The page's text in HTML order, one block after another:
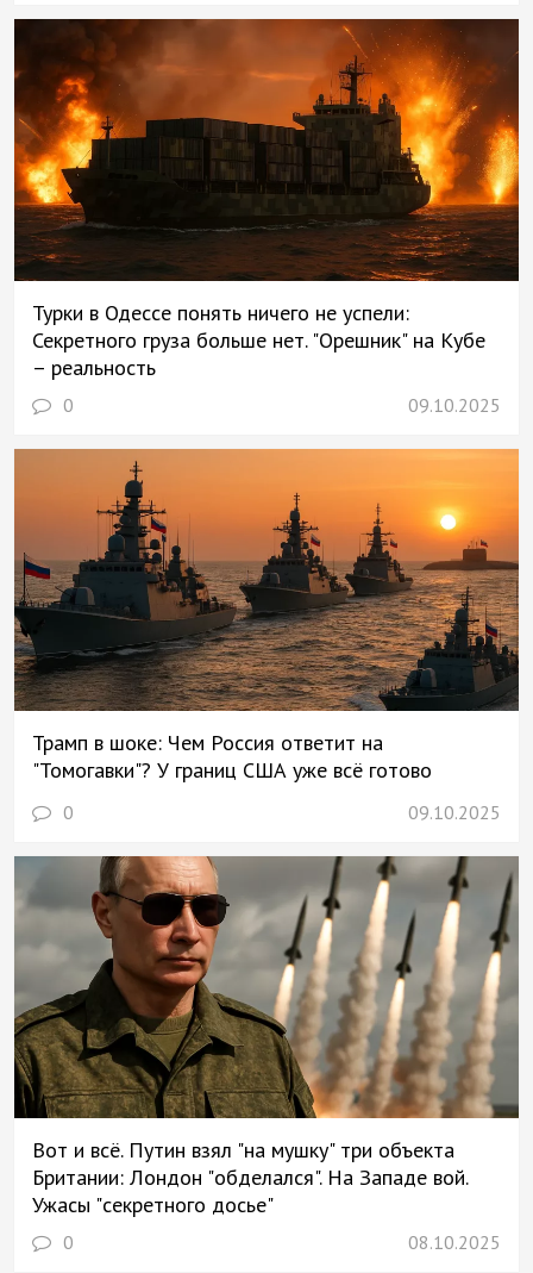
Турки в Одессе понять ничего не успели:
Секретного груза больше нет. "Орешник" на Кубе
– реальность
0 09.10.2025
Трамп в шоке: Чем Россия ответит на
"Томогавки"? У границ США уже всё готово
0 09.10.2025
Вот и всё. Путин взял "на мушку" три объекта
Британии: Лондон "обделался". На Западе вой.
Ужасы "секретного досье"
0 08.10.2025